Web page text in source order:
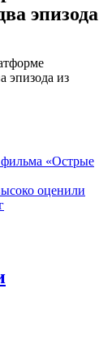
эпизода
эпизода из
«Острые
оценили